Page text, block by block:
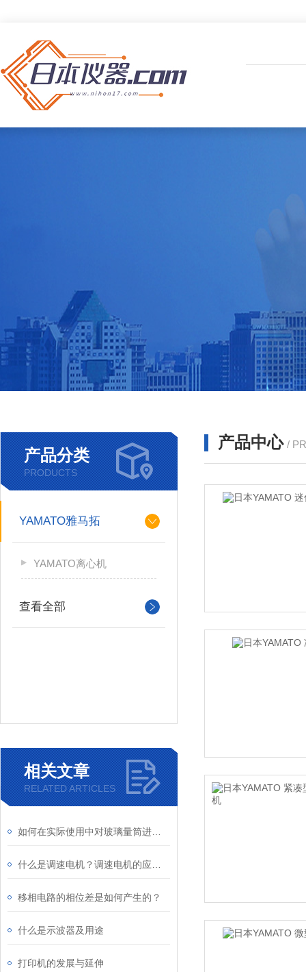
产品分类
PRODUCTS
YAMATO雅马拓
YAMATO离心机
查看全部
相关文章
RELATED ARTICLES
移相电路的相位差是如何产生的？
什么是示波器及用途
打印机的发展与延伸
产品中心 /